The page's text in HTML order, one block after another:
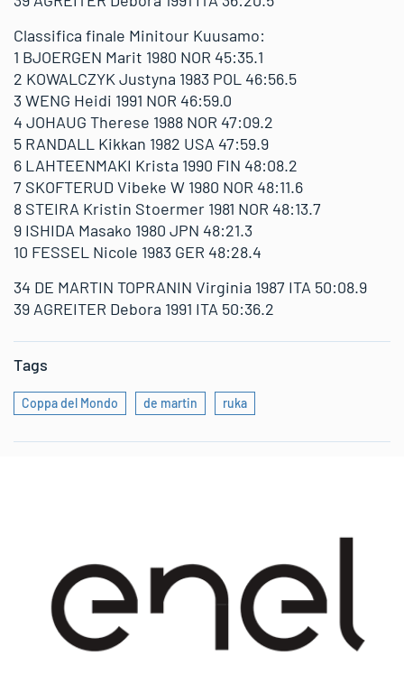
Classifica finale Minitour Kuusamo:
1 BJOERGEN Marit 1980 NOR 45:35.1
2 KOWALCZYK Justyna 1983 POL 46:56.5
3 WENG Heidi 1991 NOR 46:59.0
4 JOHAUG Therese 1988 NOR 47:09.2
5 RANDALL Kikkan 1982 USA 47:59.9
6 LAHTEENMAKI Krista 1990 FIN 48:08.2
7 SKOFTERUD Vibeke W 1980 NOR 48:11.6
8 STEIRA Kristin Stoermer 1981 NOR 48:13.7
9 ISHIDA Masako 1980 JPN 48:21.3
10 FESSEL Nicole 1983 GER 48:28.4
34 DE MARTIN TOPRANIN Virginia 1987 ITA 50:08.9
39 AGREITER Debora 1991 ITA 50:36.2
Tags
Coppa del Mondo de martin ruka